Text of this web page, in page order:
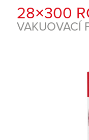
28×300
VAKUOVACÍ